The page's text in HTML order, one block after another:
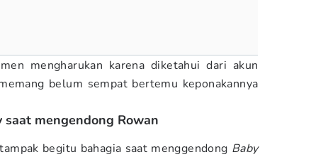
mengharukan karena diketahui dari akun
belum sempat bertemu keponakannya
saat mengendong Rowan
begitu bahagia saat menggendong Baby